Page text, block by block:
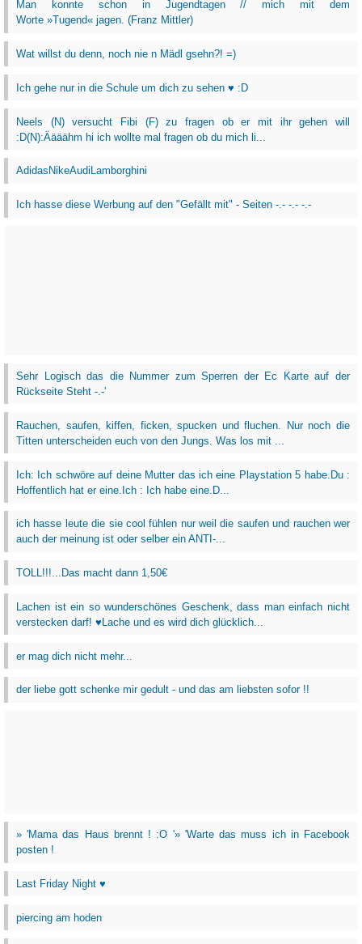
Man konnte schon in Jugendtagen // mich mit dem
Worte »Tugend« jagen. (Franz Mittler)
Wat willst du denn, noch nie n Mädl gsehn?! =)
Ich gehe nur in die Schule um dich zu sehen ♥ :D
Neels (N) versucht Fibi (F) zu fragen ob er mit ihr gehen will
:D(N):Äääähm hi ich wollte mal fragen ob du mich li...
AdidasNikeAudiLamborghini
Ich hasse diese Werbung auf den "Gefällt mit" - Seiten -.- -.- -.-
Sehr Logisch das die Nummer zum Sperren der Ec Karte auf der
Rückseite Steht -.-'
Rauchen, saufen, kiffen, ficken, spucken und fluchen. Nur noch die
Titten unterscheiden euch von den Jungs. Was los mit ...
Ich: Ich schwöre auf deine Mutter das ich eine Playstation 5 habe.Du :
Hoffentlich hat er eine.Ich : Ich habe eine.D...
ich hasse leute die sie cool fühlen nur weil die saufen und rauchen wer
auch der meinung ist oder selber ein ANTI-...
TOLL!!!...Das macht dann 1,50€
Lachen ist ein so wunderschönes Geschenk, dass man einfach nicht
verstecken darf! ♥Lache und es wird dich glücklich...
er mag dich nicht mehr...
der liebe gott schenke mir gedult - und das am liebsten sofor !!
» 'Mama das Haus brennt ! :O '» 'Warte das muss ich in Facebook
posten !
Last Friday Night ♥
piercing am hoden